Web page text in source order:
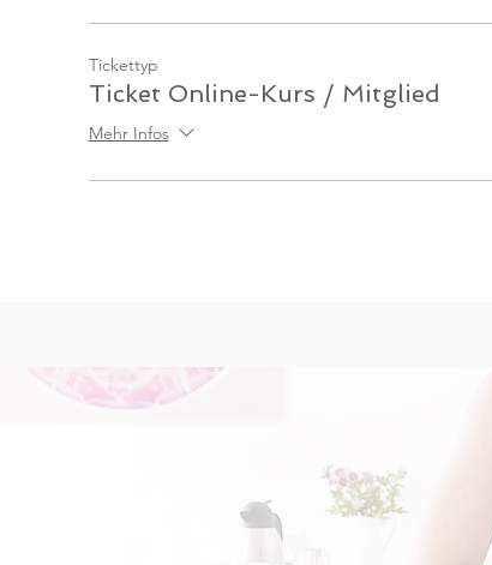
Tickettyp
Ticket Online-Kurs / Mitglied
Mehr Infos